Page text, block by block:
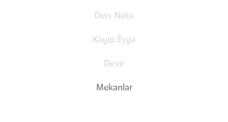
Ders Notu
Kayıp Eşya
Devir
Mekanlar